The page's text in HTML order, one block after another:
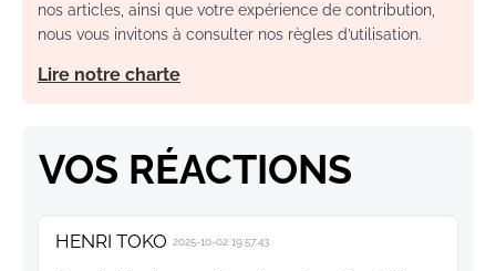
nos articles, ainsi que votre expérience de contribution,
nous vous invitons à consulter nos règles d’utilisation.
Lire notre charte
VOS RÉACTIONS
HENRI TOKO 2025-10-02 19:57:43